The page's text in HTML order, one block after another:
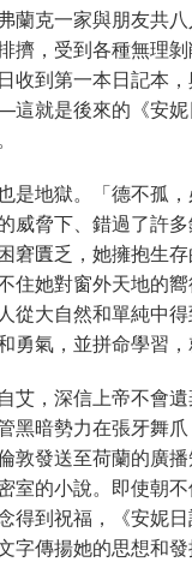
蘭克一家與朋友共
擠，受到各種無理
收到第一本日記本
就是後來的《安
是地獄。「德不孤
威脅下、錯過了許
窘匱乏，她擁抱生
住她對窗外天地的
從大自然和單純中
氣，並拼命學習，
艾，深信上帝不會
黑暗勢力在張牙舞
敦發送至荷蘭的廣
室的小說。即使朝
得到祝福，《安妮
字傳揚她的思想和